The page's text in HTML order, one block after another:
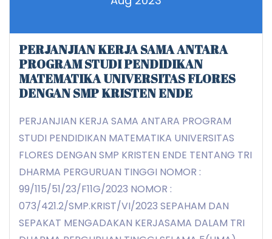
PERJANJIAN KERJA SAMA ANTARA
PROGRAM STUDI PENDIDIKAN
MATEMATIKA UNIVERSITAS FLORES
DENGAN SMP KRISTEN ENDE
PERJANJIAN KERJA SAMA ANTARA PROGRAM
STUDI PENDIDIKAN MATEMATIKA UNIVERSITAS
FLORES DENGAN SMP KRISTEN ENDE TENTANG TRI
DHARMA PERGURUAN TINGGI NOMOR :
99/115/51/23/F11G/2023 NOMOR :
073/421.2/SMP.KRIST/VI/2023 SEPAHAM DAN
SEPAKAT MENGADAKAN KERJASAMA DALAM TRI